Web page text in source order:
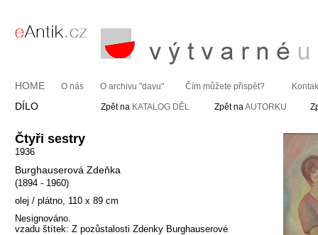
HOME O nás O archivu "davu" Čím můžete přispět?
DÍLO Zpět na KATALOG DĚL Zpět naAUTORKU
Čtyři sestry
1936
Burghauserová Zdeňka
(1894 - 1960)
olej / plátno, 110 x 89 cm
Nesignováno.
vzadu štítek: Z pozůstalosti Zdenky Burghauserové